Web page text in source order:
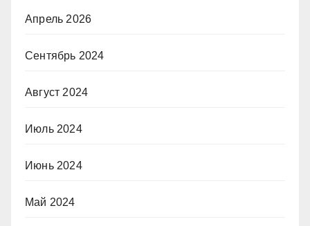
Апрель 2026
Сентябрь 2024
Август 2024
Июль 2024
Июнь 2024
Май 2024